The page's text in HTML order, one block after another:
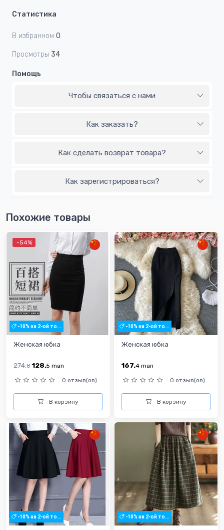
Статистика
В избранном 0
Просмотры 34
Помощь
Чтобы связаться с нами
Как заказать?
Как сделать возврат товара?
Как зарегистрироваться?
Похожие товары
-54%
-10% на 2-ой то...
Женская юбка
274.8 128.5 man
0 отзыв(ов)
В корзину
-10% на 2-ой то...
Женская юбка
167.4 man
0 отзыв(ов)
В корзину
-10% на 2-ой то... -10% на 2-ой то...